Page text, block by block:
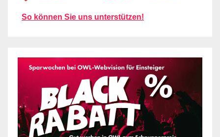
So können Sie uns unterstützen!